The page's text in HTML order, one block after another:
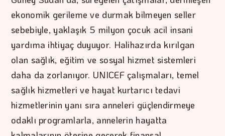
ekonomik gerileme ve durmak bilmeyen seller
sebebiyle, yaklaşık 5 milyon çocuk acil insani
yardıma ihtiyaç duyuyor. Halihazırda kırılgan
olan sağlık, eğitim ve sosyal hizmet sistemleri
daha da zorlanıyor. UNICEF çalışmaları, temel
sağlık hizmetleri ve hayat kurtarıcı tedavi
hizmetlerinin yanı sıra anneleri güçlendirmeye
odaklı programlarla, annelerin hayatta